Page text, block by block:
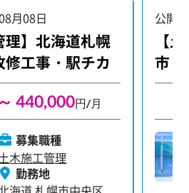
月08日
理】北海道札幌
工事・駅チカ
440,000円/月
募集職種
土木施工管理
勤務地
公開
【
市